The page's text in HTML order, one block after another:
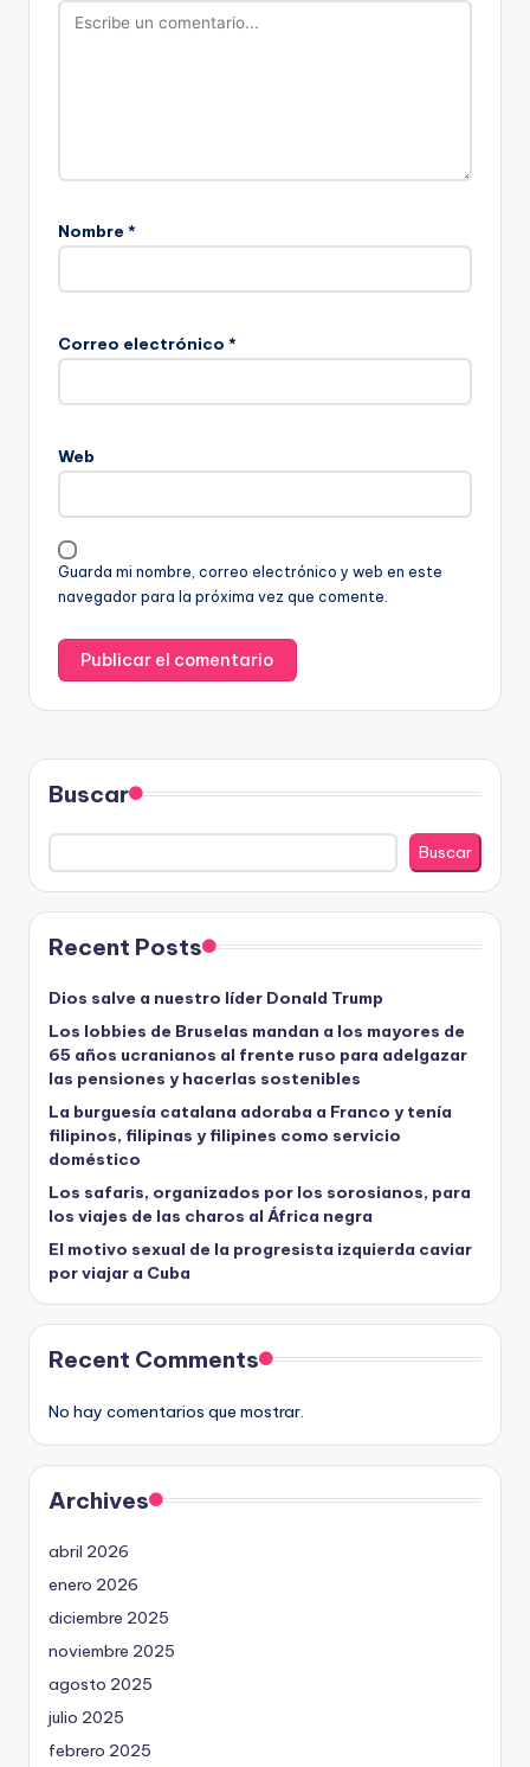
Nombre *
Correo electrónico *
Web
Guarda mi nombre, correo electrónico y web en este
navegador para la próxima vez que comente.
Buscar
Buscar
Recent Posts
Dios salve a nuestro líder Donald Trump
Los lobbies de Bruselas mandan a los mayores de
65 años ucranianos al frente ruso para adelgazar
las pensiones y hacerlas sostenibles
La burguesía catalana adoraba a Franco y tenía
filipinos, filipinas y filipines como servicio
doméstico
Los safaris, organizados por los sorosianos, para
los viajes de las charos al África negra
El motivo sexual de la progresista izquierda caviar
por viajar a Cuba
Recent Comments
No hay comentarios que mostrar.
Archives
abril 2026
enero 2026
diciembre 2025
noviembre 2025
agosto 2025
julio 2025
febrero 2025